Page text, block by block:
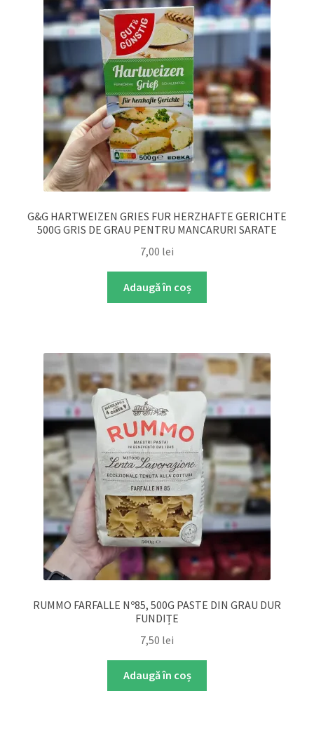
G&G HARTWEIZEN GRIES FUR HERZHAFTE GERICHTE
500G GRIS DE GRAU PENTRU MANCARURI SARATE
7,00 lei
Adaugă în coș
RUMMO FARFALLE Nº85, 500G PASTE DIN GRAU DUR
FUNDIȚE
7,50 lei
Adaugă în coș